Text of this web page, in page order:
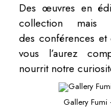
Des œuvres en
collection mais
des conférences
vous l’aurez
nourrit notre
Gallery Fumi